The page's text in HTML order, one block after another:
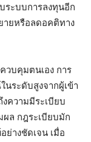
ระบบการลงทุนอีก
ายหรือลดอคติทาง
วบคุมตนเอง การ
ระดับสูงจากผู้เข้า
ความมีระเบียบ
ล กฎระเบียบมัก
างชัดเจน เมื่อ